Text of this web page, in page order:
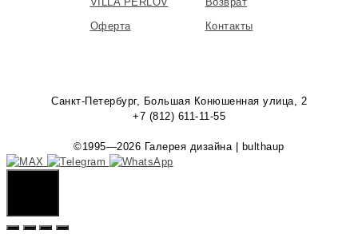
Оферта
Контакты
Санкт-Петербург, Большая Конюшенная улица, 2
+7 (812) 611-11-55
©1995—2026 Галерея дизайна | bulthaup